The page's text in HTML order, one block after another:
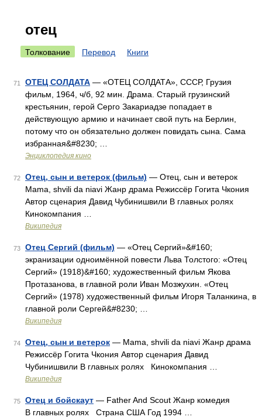
отец
Толкование Перевод Книги
71 ОТЕЦ СОЛДАТА — «ОТЕЦ СОЛДАТА», СССР, Грузия
фильм, 1964, ч/б, 92 мин. Драма. Старый грузинский
крестьянин, герой Серго Закариадзе попадает в
действующую армию и начинает свой путь на Берлин,
потому что он обязательно должен повидать сына. Сама
избранная&#8230; …
Энциклопедия кино
72 Отец, сын и ветерок (фильм) — Отец, сын и ветерок
Mama, shvili da niavi Жанр драма Режиссёр Гогита Чкония
Автор сценария Давид Чубинишвили В главных ролях
Кинокомпания …
Википедия
73 Отец Сергий (фильм) — «Отец Сергий»&#160;
экранизации одноимённой повести Льва Толстого: «Отец
Сергий» (1918)&#160; художественный фильм Якова
Протазанова, в главной роли Иван Мозжухин. «Отец
Сергий» (1978) художественный фильм Игоря Таланкина, в
главной роли Сергей&#8230; …
Википедия
74 Отец, сын и ветерок — Mama, shvili da niavi Жанр драма
Режиссёр Гогита Чкония Автор сценария Давид
Чубинишвили В главных ролях Кинокомпания …
Википедия
75 Отец и бойскаут — Father And Scout Жанр комедия
В главных ролях Страна США Год 1994 …